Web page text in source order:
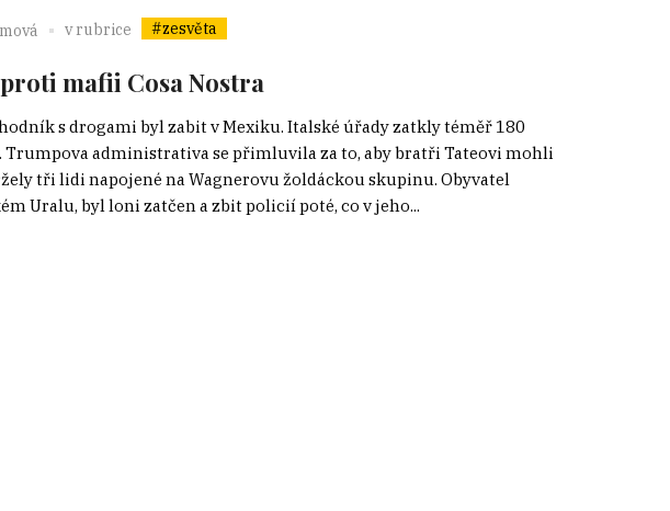
v rubrice #zesvěta
mafii Cosa Nostra
s drogami byl zabit v Mexiku. Italské úřady zatkly téměř 180
Trumpova administrativa se přimluvila za to, aby bratři Tateovi mohli
tři lidi napojené na Wagnerovu žoldáckou skupinu. Obyvatel
Uralu, byl loni zatčen a zbit policií poté, co v jeho...